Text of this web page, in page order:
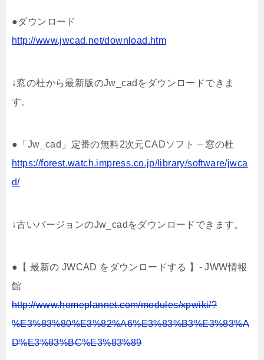
●ダウンロード
http://www.jwcad.net/download.htm
↓窓の杜から最新版のJw_cadをダウンロードできま
す。
●「Jw_cad」定番の無料2次元CADソフト – 窓の杜
https://forest.watch.impress.co.jp/library/software/jwca
d/
↓古いバージョンのJw_cadをダウンロードできます。
●【 最新の JWCAD をダウンロードする 】- JWW情報
館
http://www.homeplannet.com/modules/xpwiki/?
%E3%83%80%E3%82%A6%E3%83%B3%E3%83%A
D%E3%83%BC%E3%83%89